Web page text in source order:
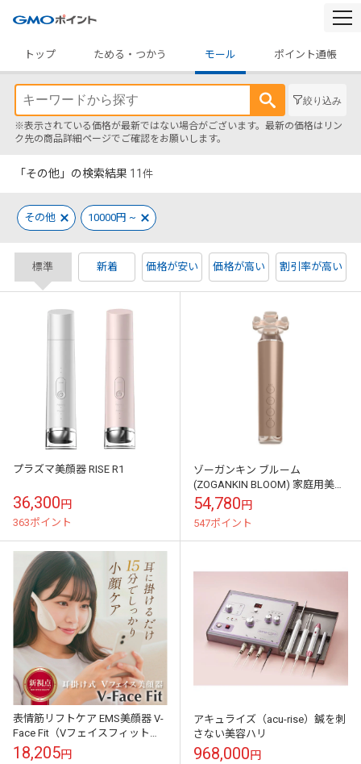
トップ
ためる・つかう モール ポイント通帳
絞り込み
※表示されている価格が最新ではない場合がございます。最新の価格はリン
ク先の商品詳細ページでご確認をお願いします。
「その他」の検索結果 11 件
その他 10000円 ~
標準 新着 価格が安い 価格が高い 割引率が高い
プラズマ美顔器 RISE R1
36,300円
363ポイント
ゾーガンキン ブルーム
(ZOGANKIN BLOOM) 家庭用美顔
器
54,780円
547ポイント
表情筋リフトケア EMS美顔器 V-
Face Fit（Vフェイスフィット）
AMY-053 耳掛け型
18,205円
アキュライズ（acu-rise）鍼を刺
さない美容ハリ
968,000円